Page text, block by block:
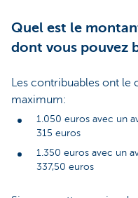
Quel est le
dont vous pouvez
Les contribuables ont
maximum:
1.050 euros avec un
315 euros
1.350 euros avec un
337,50 euros